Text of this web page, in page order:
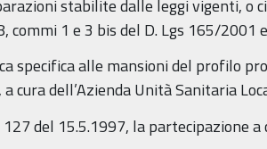
stabilite dalle leggi vigenti, o
commi 1 e 3 bis del D. Lgs 165/2001
alle mansioni del profilo
cura dell’Azienda Unità Sanitaria
del 15.5.1997, la partecipazione